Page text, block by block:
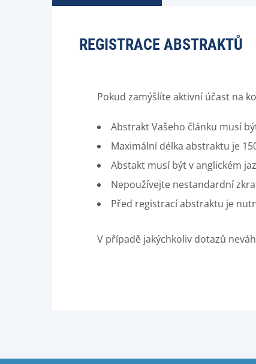
REGISTRACE ABSTRAKTŮ
Pokud zamýšlíte aktivní účast na
Abstrakt Vašeho článku musí
Maximální délka abstraktu je
Abstakt musí být v anglickém
Nepoužívejte nestandardní
Před registrací abstraktu je
V případě jakýchkoliv dotazů